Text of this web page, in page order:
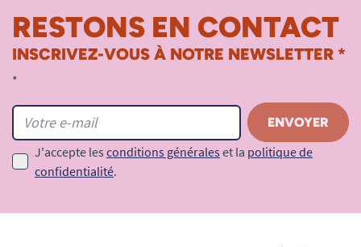
RESTONS EN CONTACT
INSCRIVEZ-VOUS À NOTRE NEWSLETTER *
*
J'accepte les conditions générales et la politique de
confidentialité.